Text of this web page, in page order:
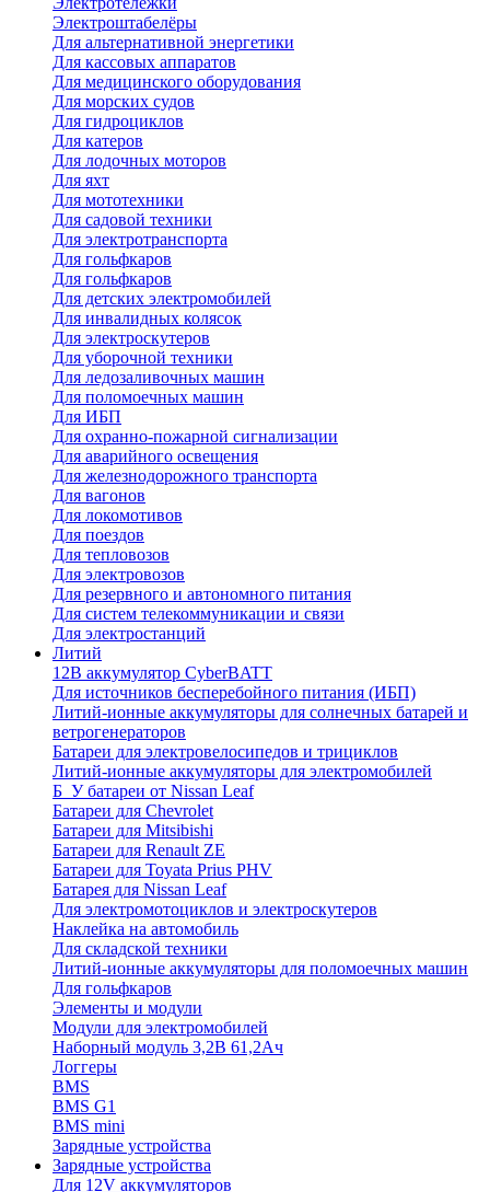
Электроштабелёры
Для альтернативной энергетики
Для кассовых аппаратов
Для медицинского оборудования
Для морских судов
Для гидроциклов
Для катеров
Для лодочных моторов
Для яхт
Для мототехники
Для садовой техники
Для электротранспорта
Для гольфкаров
Для гольфкаров
Для детских электромобилей
Для инвалидных колясок
Для электроскутеров
Для уборочной техники
Для ледозаливочных машин
Для поломоечных машин
Для ИБП
Для охранно-пожарной сигнализации
Для аварийного освещения
Для железнодорожного транспорта
Для вагонов
Для локомотивов
Для поездов
Для тепловозов
Для электровозов
Для резервного и автономного питания
Для систем телекоммуникации и связи
Для электростанций
Литий
12В аккумулятор CyberBATT
Для источников бесперебойного питания (ИБП)
Литий-ионные аккумуляторы для солнечных батарей и
ветрогенераторов
Батареи для электровелосипедов и трициклов
Литий-ионные аккумуляторы для электромобилей
Б_У батареи от Nissan Leaf
Батареи для Chevrolet
Батареи для Mitsibishi
Батареи для Renault ZE
Батареи для Toyata Prius PHV
Батарея для Nissan Leaf
Для электромотоциклов и электроскутеров
Наклейка на автомобиль
Для складской техники
Литий-ионные аккумуляторы для поломоечных машин
Для гольфкаров
Элементы и модули
Модули для электромобилей
Наборный модуль 3,2В 61,2Ач
Логгеры
BMS
BMS G1
BMS mini
Зарядные устройства
Зарядные устройства
Для 12V аккумуляторов